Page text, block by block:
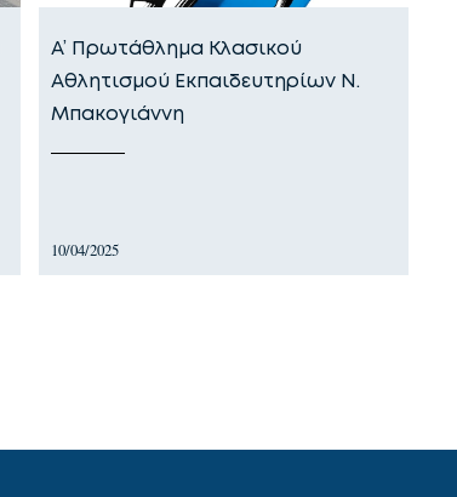
Α’ Πρωτάθλημα Κλασικού
Αθλητισμού Εκπαιδευτηρίων Ν.
Μπακογιάννη
10/04/2025